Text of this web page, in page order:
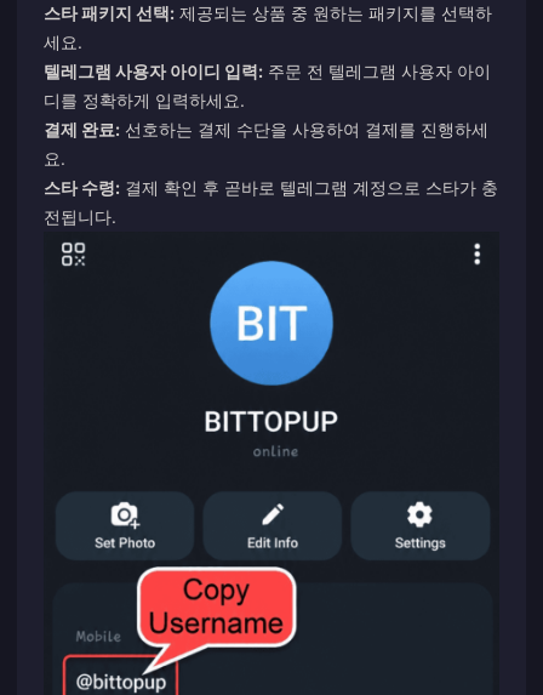
스타 패키지 선택: 제공되는 상품 중 원하는 패키지를 선택하
세요.
텔레그램 사용자 아이디 입력: 주문 전 텔레그램 사용자 아이
디를 정확하게 입력하세요.
결제 완료: 선호하는 결제 수단을 사용하여 결제를 진행하세
요.
스타 수령: 결제 확인 후 곧바로 텔레그램 계정으로 스타가 충
전됩니다.